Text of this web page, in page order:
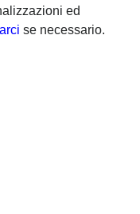
ed
se necessario.